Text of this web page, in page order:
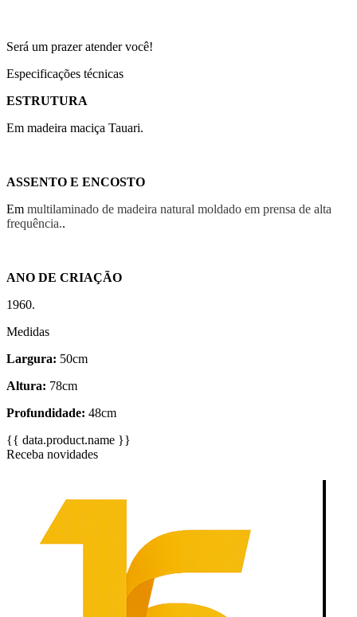
Será um prazer atender você!
Especificações técnicas
ESTRUTURA
Em madeira maciça Tauari.
ASSENTO E ENCOSTO
Em multilaminado de madeira natural moldado em prensa de alta
frequência..
ANO DE CRIAÇÃO
1960.
Medidas
Largura: 50cm
Altura: 78cm
Profundidade: 48cm
{{ data.product.name }}
Receba novidades